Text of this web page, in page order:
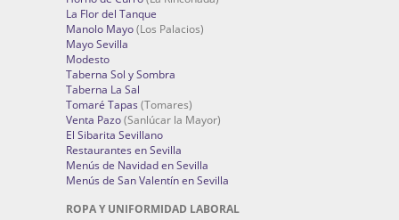
La Flor del Tanque
Manolo Mayo(Los Palacios)
Mayo Sevilla
Modesto
Taberna Sol y Sombra
Taberna La Sal
Tomaré Tapas (Tomares)
Venta Pazo(Sanlúcar la Mayor)
El Sibarita Sevillano
Restaurantes en Sevilla
Menús de Navidad en Sevilla
Menús de San Valentín en Sevilla
ROPA Y UNIFORMIDAD LABORAL